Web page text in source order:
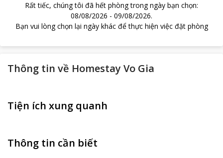
Rất tiếc, chúng tôi đã hết phòng trong ngày bạn chọn:
08/08/2026 - 09/08/2026.
Bạn vui lòng chọn lại ngày khác để thực hiện việc đặt phòng
Thông tin về Homestay Vo Gia
Tiện ích xung quanh
Thông tin cần biết